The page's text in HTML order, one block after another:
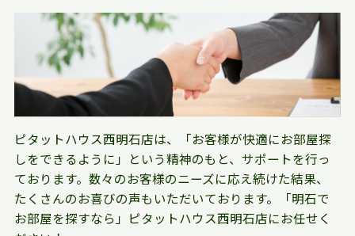
ピタットハウス西明石店は、「お客様が快適にお部屋探
しをできるように」という精神のもと、サポートを行っ
ております。数々のお客様のニーズに応え続けた結果、
たくさんのお喜びの声もいただいております。「明石で
お部屋を探すなら」ピタットハウス西明石店にお任せく